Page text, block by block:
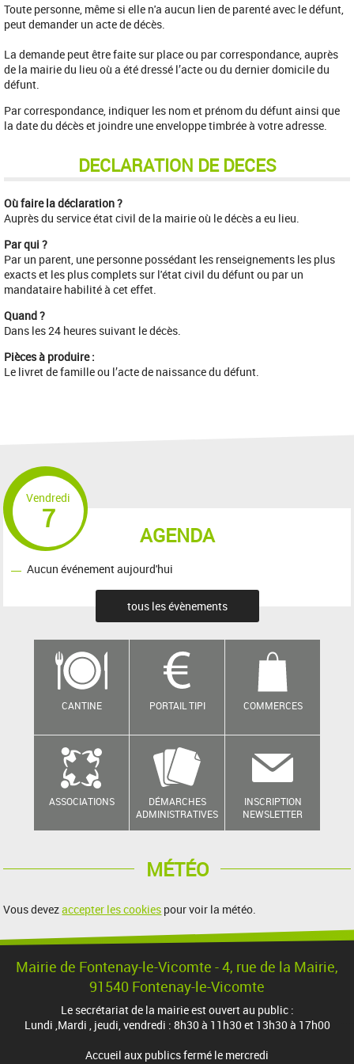
Toute personne, même si elle n'a aucun lien de parenté avec le défunt,
peut demander un acte de décès.
La demande peut être faite sur place ou par correspondance, auprès
de la mairie du lieu où a été dressé l’acte ou du dernier domicile du
défunt.
Par correspondance, indiquer les nom et prénom du défunt ainsi que
la date du décès et joindre une enveloppe timbrée à votre adresse.
DECLARATION DE DECES
Où faire la déclaration ?
Auprès du service état civil de la mairie où le décès a eu lieu.
Par qui ?
Par un parent, une personne possédant les renseignements les plus
exacts et les plus complets sur l'état civil du défunt ou par un
mandataire habilité à cet effet.
Quand ?
Dans les 24 heures suivant le décès.
Pièces à produire :
Le livret de famille ou l’acte de naissance du défunt.
AGENDA
Vendredi
7
Aucun événement aujourd'hui
tous les évènements
CANTINE PORTAIL TIPI COMMERCES
ASSOCIATIONS
DÉMARCHES
ADMINISTRATIVES
INSCRIPTION
NEWSLETTER
MÉTÉO
Vous devezaccepter les cookies pour voir la météo.
Mairie de Fontenay-le-Vicomte - 4, rue de la Mairie,
91540 Fontenay-le-Vicomte
Le secrétariat de la mairie est ouvert au public :
Lundi ,Mardi , jeudi, vendredi : 8h30 à 11h30 et 13h30 à 17h00
Accueil aux publics fermé le mercredi